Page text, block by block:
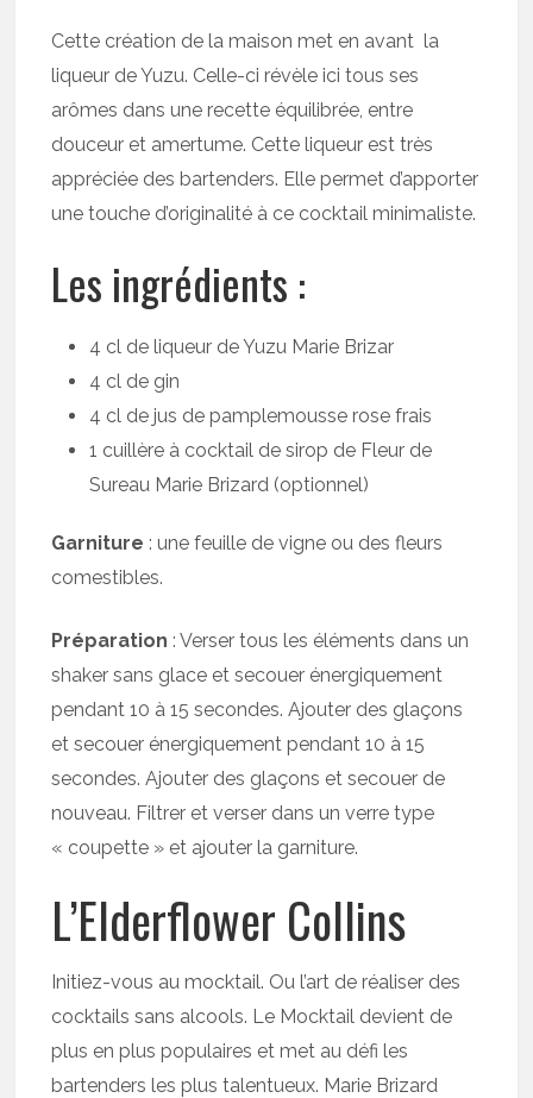
Cette création de la maison met en avant la
liqueur de Yuzu. Celle-ci révèle ici tous ses
arômes dans une recette équilibrée, entre
douceur et amertume. Cette liqueur est très
appréciée des bartenders. Elle permet d’apporter
une touche d’originalité à ce cocktail minimaliste.
Les ingrédients :
4 cl de liqueur de Yuzu Marie Brizar
4 cl de gin
4 cl de jus de pamplemousse rose frais
1 cuillère à cocktail de sirop de Fleur de
Sureau Marie Brizard (optionnel)
Garniture : une feuille de vigne ou des fleurs
comestibles.
Préparation : Verser tous les éléments dans un
shaker sans glace et secouer énergiquement
pendant 10 à 15 secondes. Ajouter des glaçons
et secouer énergiquement pendant 10 à 15
secondes. Ajouter des glaçons et secouer de
nouveau. Filtrer et verser dans un verre type
« coupette » et ajouter la garniture.
L’Elderflower Collins
Initiez-vous au mocktail. Ou l’art de réaliser des
cocktails sans alcools. Le Mocktail devient de
plus en plus populaires et met au défi les
bartenders les plus talentueux. Marie Brizard